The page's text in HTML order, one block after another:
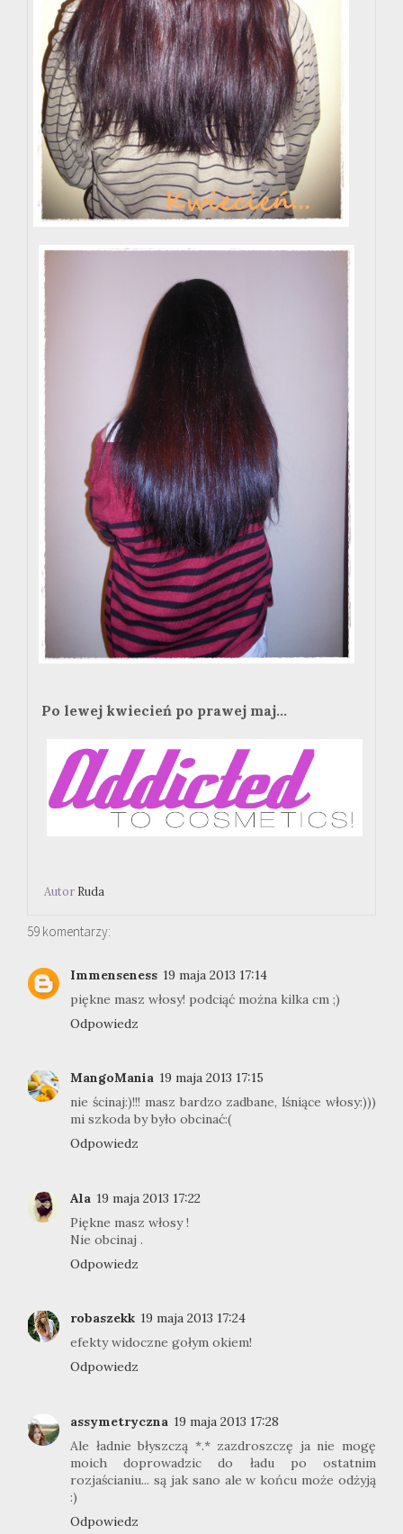
Po lewej kwiecień po prawej maj...
Autor Ruda
59 komentarzy:
Immenseness 19 maja 2013 17:14
piękne masz włosy! podciąć można kilka cm ;)
Odpowiedz
MangoMania 19 maja 2013 17:15
nie ścinaj:)!!! masz bardzo zadbane, lśniące włosy:)))
mi szkoda by było obcinać:(
Odpowiedz
Ala 19 maja 2013 17:22
Piękne masz włosy !
Nie obcinaj .
Odpowiedz
robaszekk 19 maja 2013 17:24
efekty widoczne gołym okiem!
Odpowiedz
assymetryczna 19 maja 2013 17:28
Ale ładnie błyszczą *.* zazdroszczę ja nie mogę
moich doprowadzic do ładu po ostatnim
rozjaścianiu... są jak sano ale w końcu może odżyją
:)
Odpowiedz